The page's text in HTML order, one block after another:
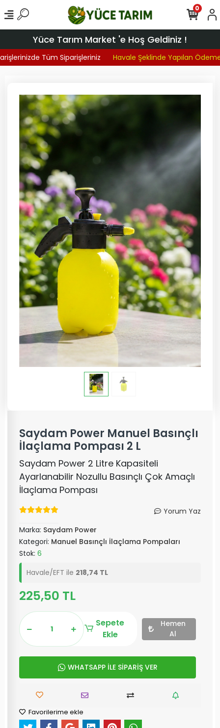
Yüce Tarım Market 'e Hoş Geldiniz !
Tüm Siparişleriniz Havale Şeklinde Yapılan
0
Saydam Power Manuel Basınçlı
İlaçlama Pompası 2 L
Saydam Power 2 Litre Kapasiteli
Ayarlanabilir Nozullu Basınçlı Çok Amaçlı
İlaçlama Pompası
Yorum Yaz
Marka: Saydam Power
Kategori: Manuel Basınçlı İlaçlama Pompaları
Stok: 6
Havale/EFT ile 218,74 TL
225,50 TL
Sepete
Ekle
Hemen
Al
WHATSAPP İLE SİPARİŞ VER
Favorilerime ekle